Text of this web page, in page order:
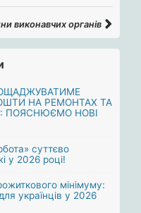
виконавчих органів
НА РЕМОНТАХ ТА
ПОЯСНЮЄМО НОВІ
суттєво
у 2026 році!
мінімуму:
українців у 2026